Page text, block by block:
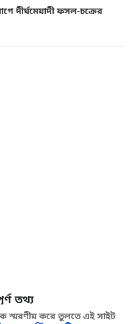
দীর্ঘমেয়াদী ফসল-চক্রের
তথ্য
স্মরণীয় করে তুলতে এই সাইট